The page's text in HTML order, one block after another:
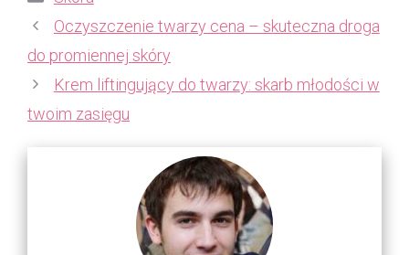
Oczyszczenie twarzy cena – skuteczna droga
do promiennej skóry
Krem liftingujący do twarzy: skarb młodości w
twoim zasięgu